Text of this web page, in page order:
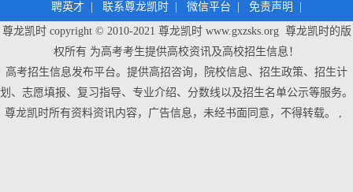
聘英才 联系尊龙凯时 微信平台 免责声明
尊龙凯时 copyright © 2010-2021 尊龙凯时www.gxzsks.org 尊龙凯时的版
权所有 为高考考生提供高校资讯及高校招生信息！
高考招生信息发布平台。提供高招咨询，院校信息、招生政策、招生计
划、志愿填报、复习指导、专业介绍、分数线以及招生名单公示等服务。
尊龙凯时所有资料资讯内容，广告信息，未经书面同意，不得转载。 ,